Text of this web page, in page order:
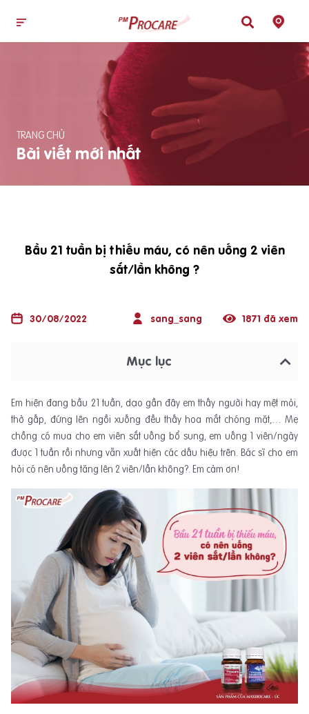
TRANG CHỦ
Bài viết mới nhất
Bầu 21 tuần bị thiếu máu, có nên uống 2 viên
sắt/lần không ?
30/08/2022 sang_sang 1871 đã xem
Mục lục
Em hiện đang bầu 21 tuần, dạo gần đây em thấy người hay mệt mỏi,
thở gấp, đứng lên ngồi xuống đều thấy hoa mắt chóng mặt,… Mẹ
chồng có mua cho em viên sắt uống bổ sung, em uống 1 viên/ngày
được 1 tuần rồi nhưng vẫn xuất hiện các dấu hiệu trên. Bác sĩ cho em
hỏi có nên uống tăng lên 2 viên/lần không?. Em cảm ơn!